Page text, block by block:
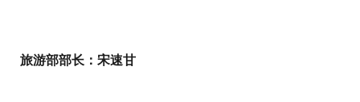
旅游部部长：宋速甘